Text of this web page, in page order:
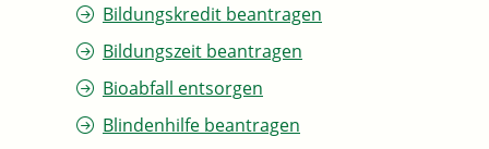
Bildungskredit beantragen
Bildungszeit beantragen
Bioabfall entsorgen
Blindenhilfe beantragen